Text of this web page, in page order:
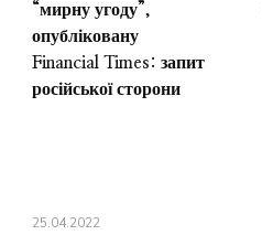
“мирну угоду”,
опубліковану
Financial Times: запит
російської сторони
25.04.2022